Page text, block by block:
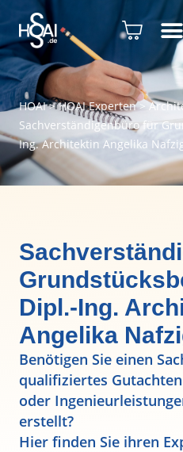
HOAI>HOAI Experten>
Sachverständigenbüro für
Ing. Architektin Angelika
Dipl.-Ing.
Angelika
Benötigen Sie einen
qualifiziertes
oder
erstellt?
Hier finden Sie ihren